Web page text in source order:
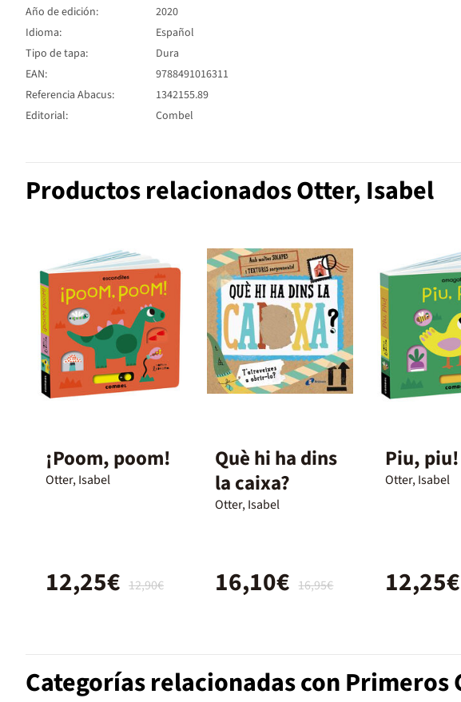
Año de edición:
2020
Idioma:
Español
Tipo de tapa:
Dura
EAN:
9788491016311
Referencia Abacus:
1342155.89
Editorial:
Combel
Productos relacionados Otter, Isabel
¡Poom, poom!
Otter, Isabel
12,90€
12,25€
Què hi ha dins
la caixa?
Otter, Isabel
16,95€
16,10€
Piu, piu!
Otter, Isabel
12,25€
Categorías relacionadas con Primeros